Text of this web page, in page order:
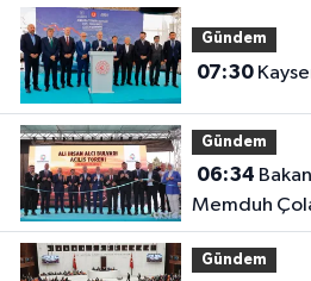
Gündem
07:30
Gündem
06:34
Memduh
Gündem